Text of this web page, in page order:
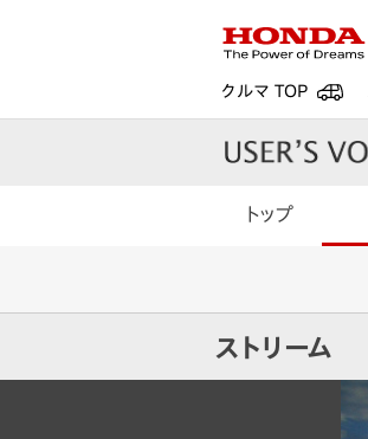
クルマ TOP
トップ
ストリーム